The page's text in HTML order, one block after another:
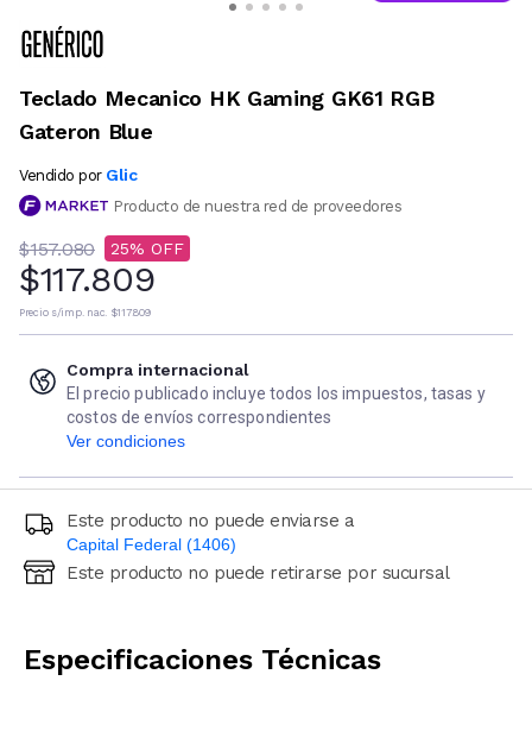
Teclado Mecanico HK Gaming GK61 RGB
Gateron Blue
Vendido por Glic
Producto de nuestra red de proveedores
$157.080 25
$117.809
Precio s/imp. nac. $117.809
Compra internacional
El precio publicado incluye todos los impuestos, tasas y
costos de envíos correspondientes
Ver condiciones
Este producto no puede enviarse a
Capital Federal (1406)
Ingresá código postal (sólo números)
Este producto no puede retirarse por sucursal
Especificaciones Técnicas